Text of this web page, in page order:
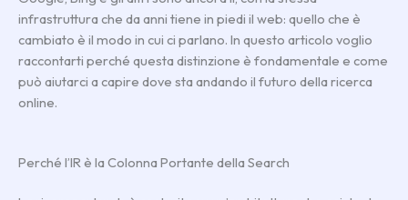
infrastruttura che da anni tiene in piedi il web: quello che è
cambiato è il modo in cui ci parlano. In questo articolo voglio
raccontarti perché questa distinzione è fondamentale e come
può aiutarci a capire dove sta andando il futuro della ricerca
online.
Perché l’IR è la Colonna Portante della Search